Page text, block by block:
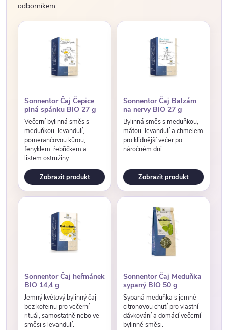
odborníkem.
Sonnentor Čaj Čepice
plná spánku BIO 27 g
Večerní bylinná směs s
meduňkou, levandulí,
pomerančovou kůrou,
fenyklem, řebříčkem a
listem ostružiny.
Zobrazit produkt
Sonnentor Čaj Balzám
na nervy BIO 27 g
Bylinná směs s meduňkou,
mátou, levandulí a chmelem
pro klidnější večer po
náročném dni.
Zobrazit produkt
Sonnentor Čaj heřmánek
BIO 14,4 g
Jemný květový bylinný čaj
bez kofeinu pro večerní
rituál, samostatně nebo ve
směsi s levandulí.
Sonnentor Čaj Meduňka
sypaný BIO 50 g
Sypaná meduňka s jemně
citronovou chutí pro vlastní
dávkování a domácí večerní
bylinné směsi.